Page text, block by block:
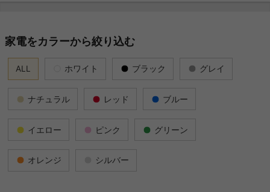
家電をカラーから絞り込む
ALL ホワイト ブラック グレイ
ナチュラル レッド ブルー
イエロー ピンク グリーン
オレンジ シルバー